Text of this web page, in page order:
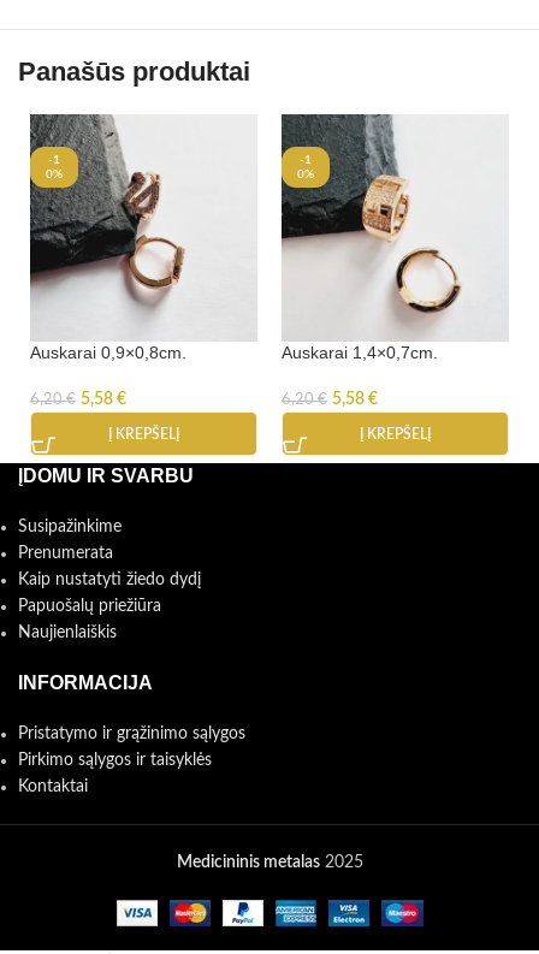
Panašūs produktai
-1
0%
Auskarai 0,9×0,8cm.
6,20€ 5,58 €
Į KREPŠELĮ
-1
0%
Auskarai 1,4×0,7cm.
6,20€ 5,58 €
Į KREPŠELĮ
ĮDOMU IR SVARBU
Susipažinkime
Prenumerata
Kaip nustatyti žiedo dydį
Papuošalų priežiūra
Naujienlaiškis
INFORMACIJA
Pristatymo ir grąžinimo sąlygos
Pirkimo sąlygos ir taisyklės
Kontaktai
Medicininis metalas2025